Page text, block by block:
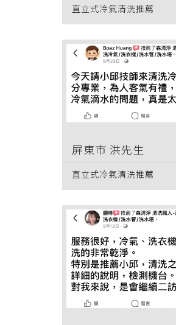
直立式冷氣清洗推薦
屏東市 洪先生
直立式冷氣清洗推薦